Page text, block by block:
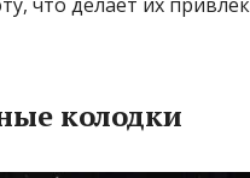
колодки